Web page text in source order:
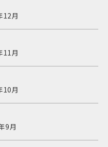
12月
11月
10月
9月